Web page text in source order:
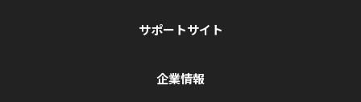
サポートサイト
企業情報